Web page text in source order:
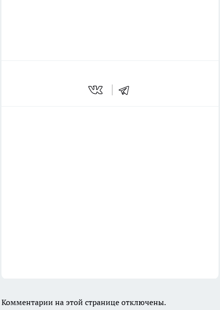
Комментарии на этой странице отключены.